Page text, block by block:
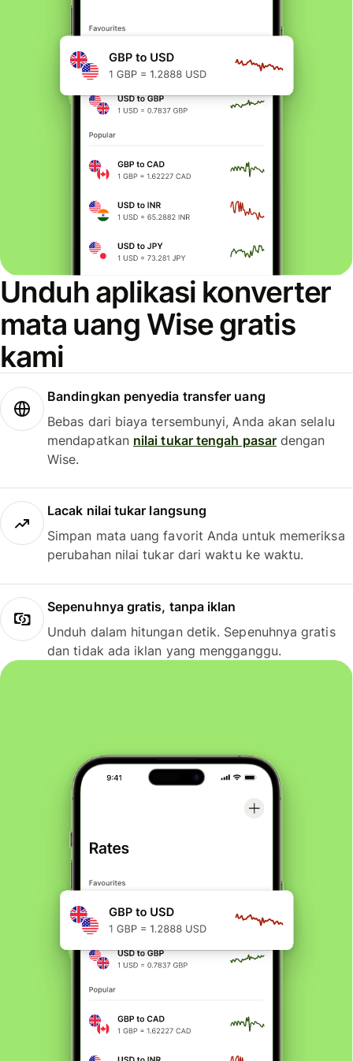
Unduh aplikasi konverter
mata uang Wise gratis
kami
Bandingkan penyedia transfer uang
Bebas dari biaya tersembunyi, Anda akan selalu
mendapatkan nilai tukar tengah pasardengan
Wise.
Lacak nilai tukar langsung
Simpan mata uang favorit Anda untuk memeriksa
perubahan nilai tukar dari waktu ke waktu.
Sepenuhnya gratis, tanpa iklan
Unduh dalam hitungan detik. Sepenuhnya gratis
dan tidak ada iklan yang mengganggu.